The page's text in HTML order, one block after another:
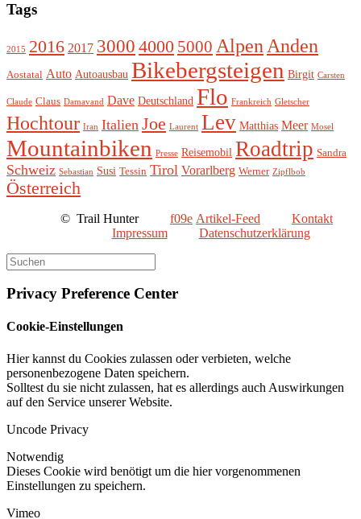
Tags
2015 2016 2017 3000 4000 5000 Alpen Anden
Aostatal Auto Autoausbau Bikebergsteigen Birgit Carsten
Claude Claus Damavand Dave Deutschland Flo Frankreich Gletscher
Hochtour Iran Italien Joe Laurent Lev Matthias Meer Mosel
Mountainbiken Presse Reisemobil Roadtrip Sandra
Schweiz Sebastian Susi Tessin Tirol Vorarlberg Werner Zipflbob
Österreich
© Trail Hunter Artikel-Feed
Kontakt
Impressum
Datenschutzerklärung
Privacy Preference Center
Cookie-Einstellungen
Hier kannst du Cookies zulassen oder verbieten, welche
personenbezogene Daten speichern.
Solltest du sie nicht zulassen, hat es allerdings auch Auswirkungen
auf den Service unserer Website.
Uncode Privacy
Notwendig
Dieses Cookie wird benötigt um die hier vorgenommenen
Einstellungen zu speichern.
Vimeo